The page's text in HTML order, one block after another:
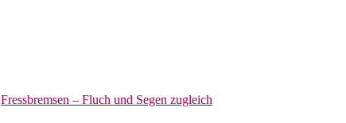
Fressbremsen – Fluch und Segen zugleich